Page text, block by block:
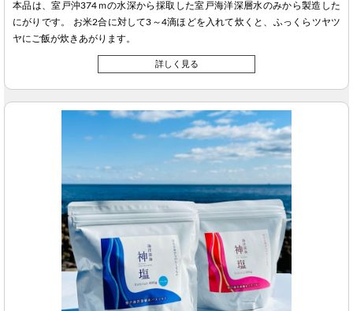
本品は、室戸沖374ｍの水深から採取した室戸海洋深層水のみから製造した
にがりです。 お米2合に対して3～4滴ほどを入れて炊くと、ふっくらツヤツ
ヤにご飯が炊きあがります。
詳しく見る